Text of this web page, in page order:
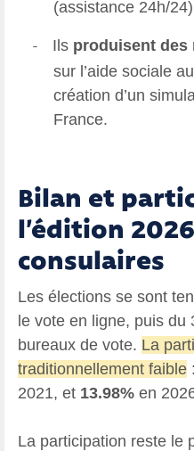
(assistance 24h/
- Ils produisent
sur l’aide sociale
création d’un
France.
Bilan et
l’édition
consulaires
Les élections se sont
le vote en ligne, puis du
bureaux de vote. La
traditionnellement faible
2021, et 13.98% en
La participation reste le